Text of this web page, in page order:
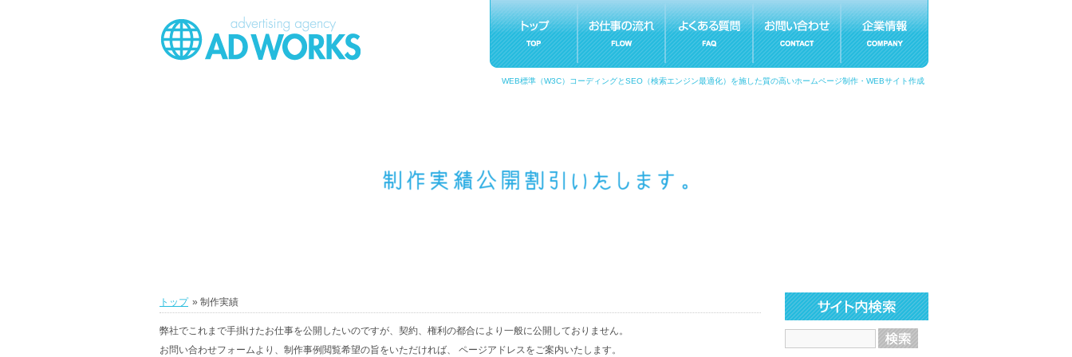
WEB標準（W3C）コーディングとSEO（検索エンジン最適化）を施した質の高いホームページ制作・WEBサイト作成
トップ » 制作実績
弊社でこれまで手掛けたお仕事を公開したいのですが、契約、権利の都合により一般に公開しておりません。
お問い合わせフォームより、制作事例閲覧希望の旨をいただければ、 ページアドレスをご案内いたします。